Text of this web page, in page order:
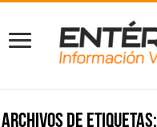
Archivos de etiquetas: